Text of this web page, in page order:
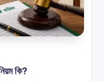
কি?